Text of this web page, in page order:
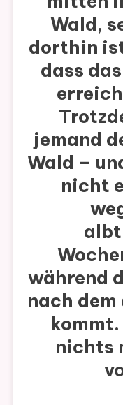
Wald,
dorthin
dass
jemand
Wald –
nicht
während
nach
nichts